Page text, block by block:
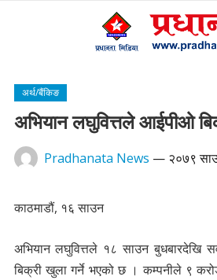
अर्थ/बैंकिङ
अभियान लघुवित्तले आईपीओ
Pradhanata News — २०७९
काठमाडौं, १६ साउन
अभियान लघुवित्तले १८ साउन बुधबारदेखि
बिक्री खुला गर्ने भएको छ । कम्पनीले ९